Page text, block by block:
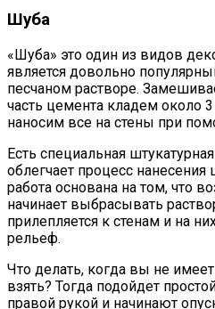
Шуба
«Шуба» это один из видов
является довольно
песчаном растворе.
часть цемента кладем около 3
наносим все на стены при
Есть специальная
облегчает процесс нанесения
работа основана на том, что
начинает выбрасывать
прилепляется к стенам и на
рельеф.
Что делать, когда вы не
взять? Тогда подойдет
правой рукой и начинают